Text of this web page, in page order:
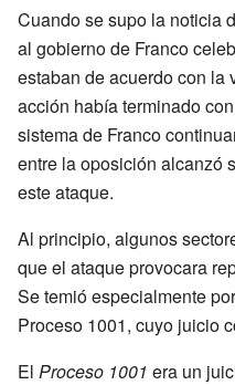
Cuando se supo la noticia
al gobierno de Franco
estaban de acuerdo con
acción había terminado
sistema de Franco
entre la oposición alcanzó
este ataque.
Al principio, algunos
que el ataque provocara
Se temió especialmente
Proceso 1001, cuyo juicio
El Proceso 1001 era un